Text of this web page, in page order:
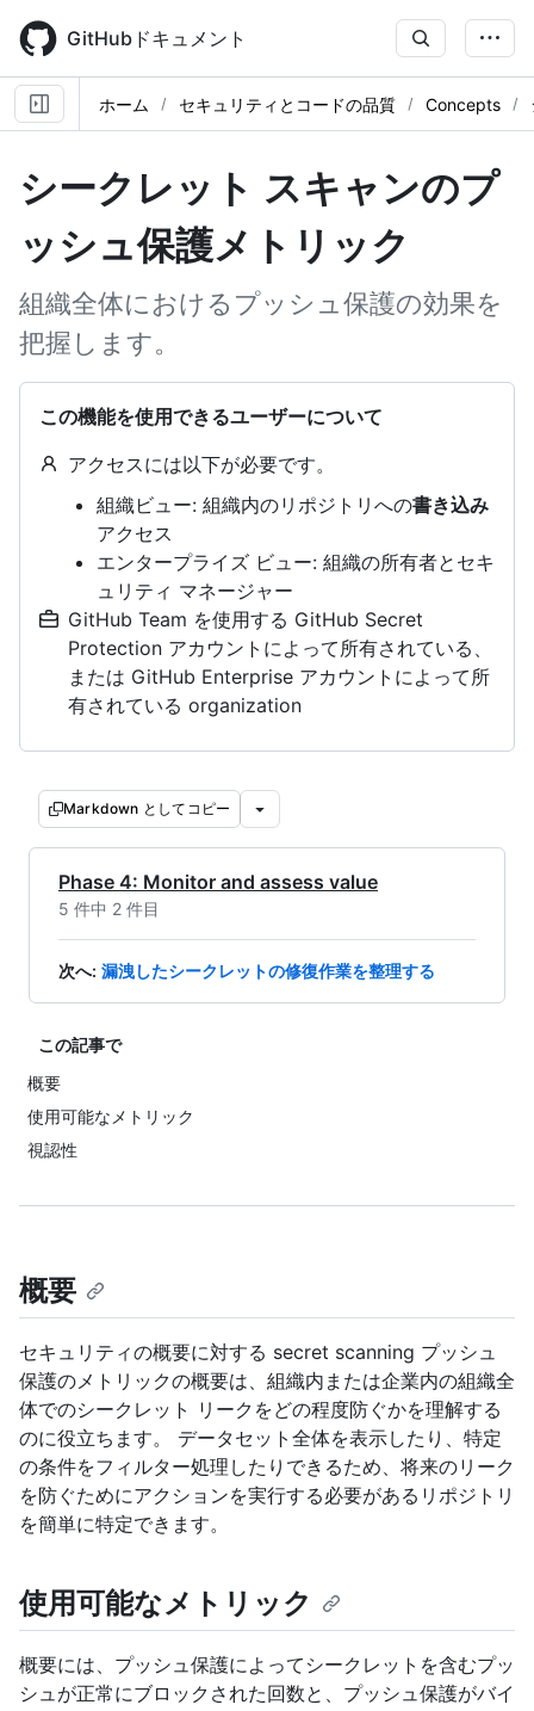
main
content
GitHubドキュメント
ホーム セキュリティとコードの品質 Concepts
シークレット スキャンのプ
ッシュ保護メトリック
組織全体におけるプッシュ保護の効果を
把握します。
この機能を使用できるユーザーについて
アクセスには以下が必要です。
組織ビュー: 組織内のリポジトリへの書き込み
アクセス
エンタープライズ ビュー: 組織の所有者とセキ
ュリティ マネージャー
GitHub Team を使用する GitHub Secret
Protection アカウントによって所有されている、
または GitHub Enterprise アカウントによって所
有されている organization
Markdown としてコピー
Phase 4: Monitor and assess value
5 件中 2 件目
次へ: 漏洩したシークレットの修復作業を整理する
この記事で
概要
使用可能なメトリック
視認性
概要
セキュリティの概要に対する secret scanning プッシュ
保護のメトリックの概要は、組織内または企業内の組織全
体でのシークレット リークをどの程度防ぐかを理解する
のに役立ちます。 データセット全体を表示したり、特定
の条件をフィルター処理したりできるため、将来のリーク
を防ぐためにアクションを実行する必要があるリポジトリ
を簡単に特定できます。
使用可能なメトリック
概要には、プッシュ保護によってシークレットを含むプッ
シュが正常にブロックされた回数と、プッシュ保護がバイ